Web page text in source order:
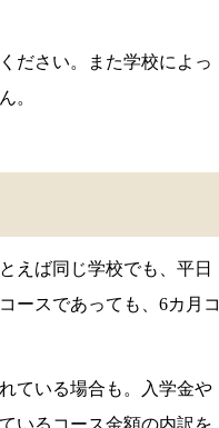
ださい。また学校によっ
。
えば同じ学校でも、平日
ースであっても、6カ月コ
ている場合も。入学金や